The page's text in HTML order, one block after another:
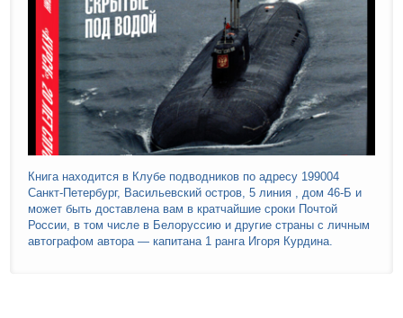
Книга находится в Клубе подводников по адресу 199004
Санкт-Петербург, Васильевский остров, 5 линия , дом 46-Б и
может быть доставлена вам в кратчайшие сроки Почтой
России, в том числе в Белоруссию и другие страны с личным
автографом автора — капитана 1 ранга Игоря Курдина.